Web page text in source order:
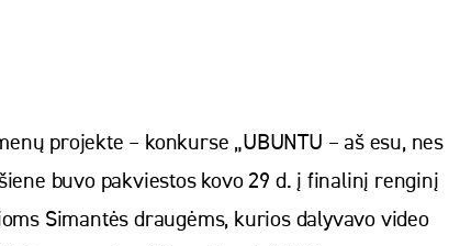
projekte – konkurse „UBUNTU – aš esu, nes
buvo pakviestos kovo 29 d. į finalinį renginį
Simantės draugėms, kurios dalyvavo video